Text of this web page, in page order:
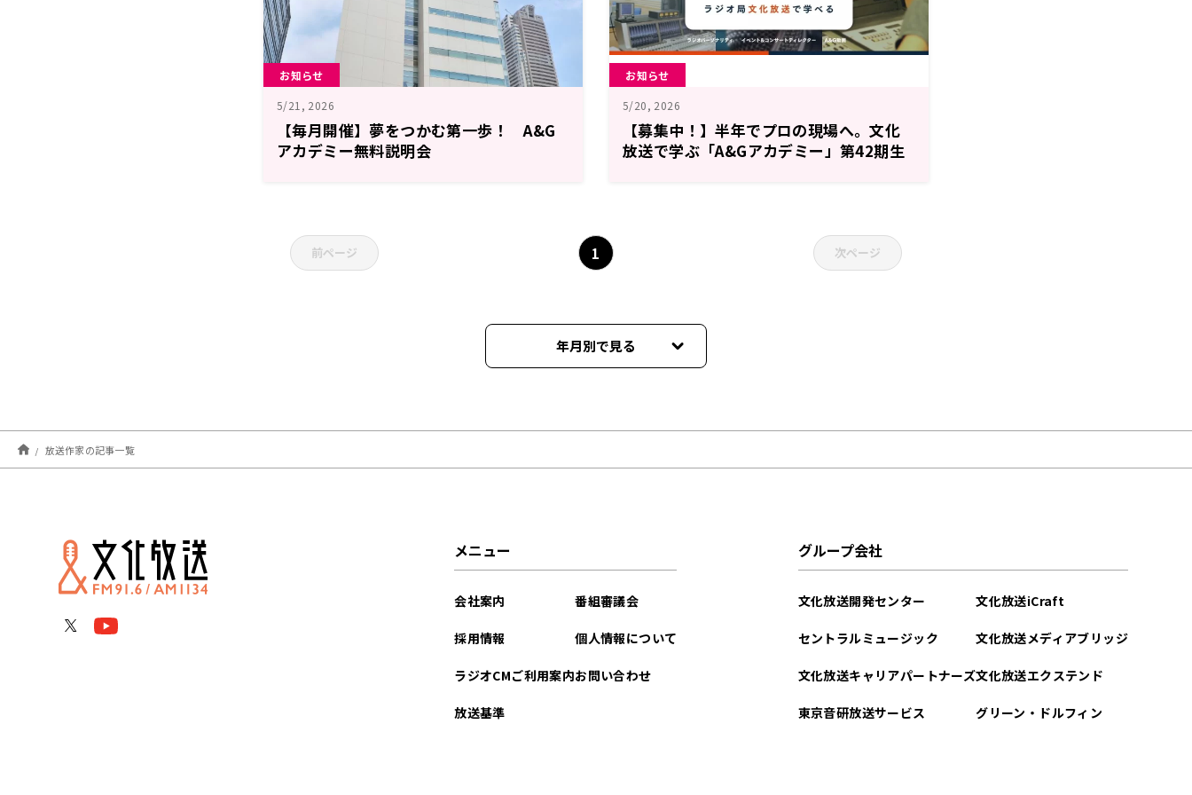
お知らせ
5/21, 2026
【毎月開催】夢をつかむ第一歩！ A&G
アカデミー無料説明会
お知らせ
5/20, 2026
【募集中！】半年でプロの現場へ。文化
放送で学ぶ「A&Gアカデミー」第42期生
前ページ 1 次ページ
年月別で見る
2025年11月
2025年08月
放送作家の記事一覧
メニュー
会社案内
採用情報
ラジオCMご利用案内
放送基準
番組審議会
個人情報について
お問い合わせ
グループ会社
文化放送開発センター
セントラルミュージック
文化放送キャリアパートナーズ
東京音研放送サービス
文化放送iCraft
文化放送メディアブリッジ
文化放送エクステンド
グリーン・ドルフィン